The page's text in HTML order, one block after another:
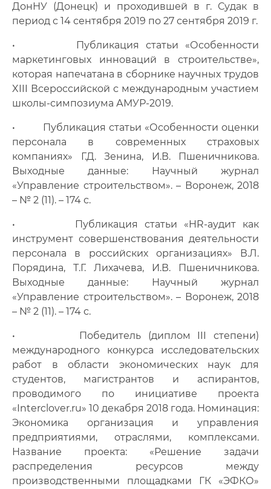
ДонНУ (Донецк) и проходившей в г. Судак в
период с 14 сентября 2019 по 27 сентября 2019 г.
• Публикация статьи «Особенности
маркетинговых инноваций в строительстве»,
которая напечатана в сборнике научных трудов
XIII Всероссийской с международным участием
школы-симпозиума АМУР-2019.
• Публикация статьи «Особенности оценки
персонала в современных страховых
компаниях» Г.Д. Зенина, И.В. Пшеничникова.
Выходные данные: Научный журнал
«Управление строительством». – Воронеж, 2018
– № 2 (11). – 174 с.
• Публикация статьи «HR-аудит как
инструмент совершенствования деятельности
персонала в российских организациях» В.Л.
Порядина, Т.Г. Лихачева, И.В. Пшеничникова.
Выходные данные: Научный журнал
«Управление строительством». – Воронеж, 2018
– № 2 (11). – 174 с.
• Победитель (диплом III степени)
международного конкурса исследовательских
работ в области экономических наук для
студентов, магистрантов и аспирантов,
проводимого по инициативе проекта
«Interclover.ru» 10 декабря 2018 года. Номинация:
Экономика организация и управления
предприятиями, отраслями, комплексами.
Название проекта: «Решение задачи
распределения ресурсов между
производственными площадками ГК «ЭФКО»